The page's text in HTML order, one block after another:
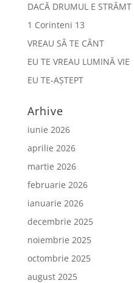
DACĂ DRUMUL E STRÂMT
1 Corinteni 13
VREAU SĂ TE CÂNT
EU TE VREAU LUMINĂ VIE
EU TE-AȘTEPT
Arhive
iunie 2026
aprilie 2026
martie 2026
februarie 2026
ianuarie 2026
decembrie 2025
noiembrie 2025
octombrie 2025
august 2025